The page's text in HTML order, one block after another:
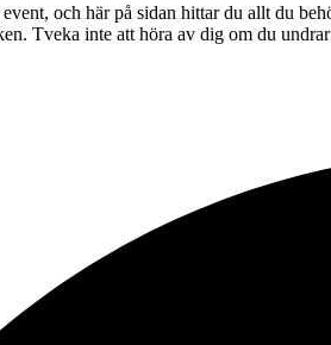
och här på sidan hittar du allt du
Tveka inte att höra av dig om du